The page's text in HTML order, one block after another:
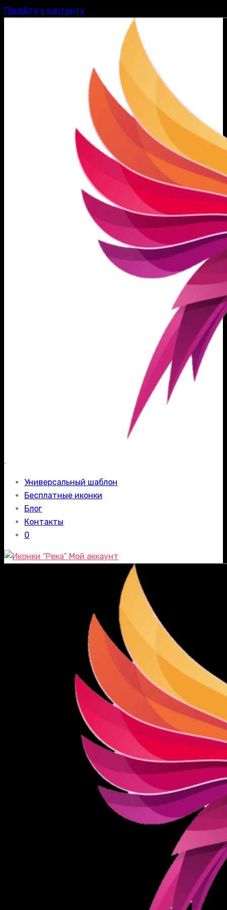
Перейти к контенту
.
Универсальный шаблон
Бесплатные иконки
Блог
Контакты
0
Мой аккаунт